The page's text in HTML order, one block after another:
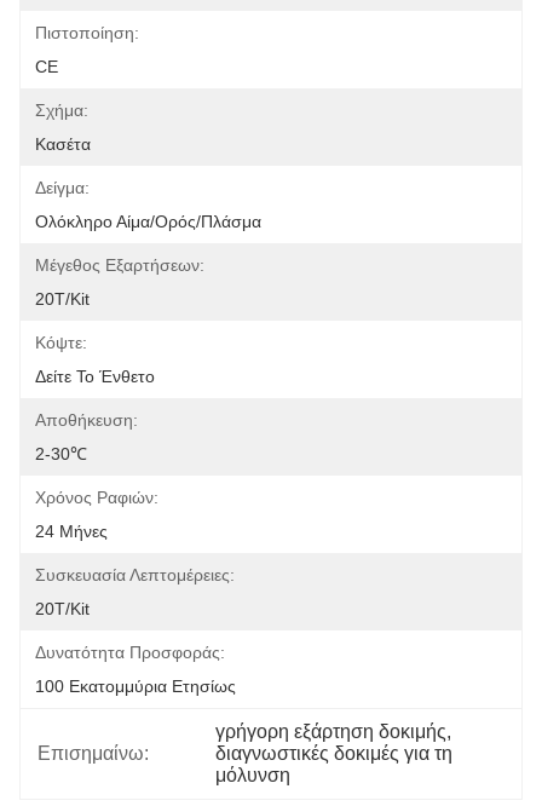
Πιστοποίηση:
CE
Σχήμα:
Κασέτα
Δείγμα:
Ολόκληρο Αίμα/ορός/πλάσμα
Μέγεθος Εξαρτήσεων:
20T/Kit
Κόψτε:
Δείτε Το Ένθετο
Αποθήκευση:
2-30℃
Χρόνος Ραφιών:
24 Μήνες
Συσκευασία Λεπτομέρειες:
20T/Kit
Δυνατότητα Προσφοράς:
100 Εκατομμύρια Ετησίως
Επισημαίνω:
γρήγορη εξάρτηση δοκιμής,
διαγνωστικές δοκιμές για τη
μόλυνση